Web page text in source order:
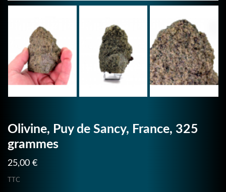
Olivine, Puy de Sancy, France, 325
grammes
25,00 €
TTC